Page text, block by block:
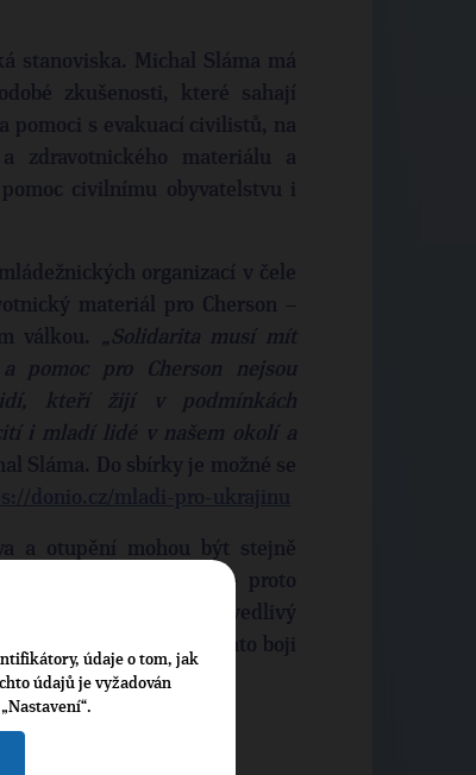
stanoviska. Michal Sláma má
zkušenosti, které sahají
pomoci s evakuací civilistů, na
zdravotnického materiálu a
civilnímu obyvatelstvu i
organizací v čele
materiál pro Cherson –
válkou.
„Solidarita musí mít
pomoc pro Cherson nejsou
kteří žijí v podmínkách
i mladí lidé v našem okolí a
Sláma. Do sbírky je možné se
a otupění mohou být stejně
podpory Ukrajině je proto
budoucnosti. Spravedlivý
neuspěje. Ukrajina v tomto boji
této podpoře trvá.
údaje o tom, jak
údajů je vyžadován